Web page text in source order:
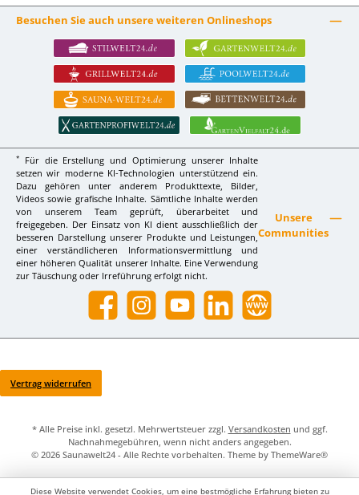
Besuchen Sie auch unsere weiteren Onlineshops
*
Für die Erstellung und Optimierung unserer Inhalte
setzen wir moderne KI-Technologien unterstützend ein.
Dazu gehören unter anderem Produkttexte, Bilder,
Videos sowie grafische Inhalte. Sämtliche Inhalte werden
von unserem Team geprüft, überarbeitet und
freigegeben. Der Einsatz von KI dient ausschließlich der
besseren Darstellung unserer Produkte und Leistungen,
einer verständlicheren Informationsvermittlung und
einer höheren Qualität unserer Inhalte. Eine Verwendung
zur Täuschung oder Irreführung erfolgt nicht.
Unsere
Communities
Facebook InstagramYouTube LinkedIn Website
Vertrag widerrufen
* Alle Preise inkl. gesetzl. Mehrwertsteuer zzgl. Versandkosten und ggf.
Nachnahmegebühren, wenn nicht anders angegeben.
© 2026 Saunawelt24 - Alle Rechte vorbehalten. Theme by ThemeWare®
Diese Website verwendet Cookies, um eine bestmögliche Erfahrung bieten zu